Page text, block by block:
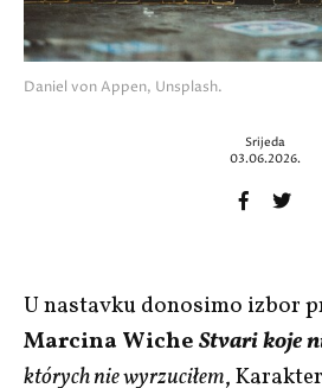
Daniel von Appen, Unsplash.
Srijeda
03.06.2026.
U nastavku donosimo izbor
Marcina WicheStvari koje
których nie wyrzuciłem,